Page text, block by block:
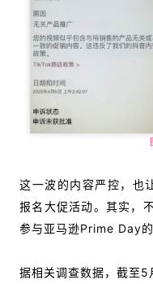
这一波的内容严控，也
报名大促活动。其实，
参与亚马逊Prime Day
据相关调查数据，截至5